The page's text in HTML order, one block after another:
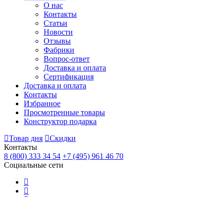
О нас
Контакты
Статьи
Новости
Отзывы
Фабрики
Вопрос-ответ
Доставка и оплата
Сертификация
Доставка и оплата
Контакты
Избранное
Просмотренные товары
Конструктор подарка
Товар дня
Скидки
Контакты
8 (800) 333 34 54 +7 (495) 961 46 70
Социальные сети